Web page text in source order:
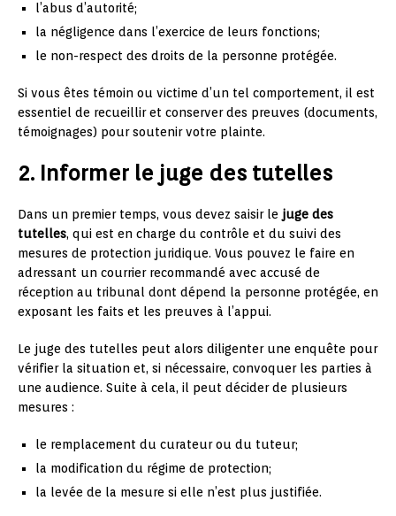
l’abus d’autorité;
la négligence dans l’exercice de leurs fonctions;
le non-respect des droits de la personne protégée.
Si vous êtes témoin ou victime d’un tel comportement, il est
essentiel de recueillir et conserver des preuves (documents,
témoignages) pour soutenir votre plainte.
2. Informer le juge des tutelles
Dans un premier temps, vous devez saisir le juge des
tutelles, qui est en charge du contrôle et du suivi des
mesures de protection juridique. Vous pouvez le faire en
adressant un courrier recommandé avec accusé de
réception au tribunal dont dépend la personne protégée, en
exposant les faits et les preuves à l’appui.
Le juge des tutelles peut alors diligenter une enquête pour
vérifier la situation et, si nécessaire, convoquer les parties à
une audience. Suite à cela, il peut décider de plusieurs
mesures :
le remplacement du curateur ou du tuteur;
la modification du régime de protection;
la levée de la mesure si elle n’est plus justifiée.